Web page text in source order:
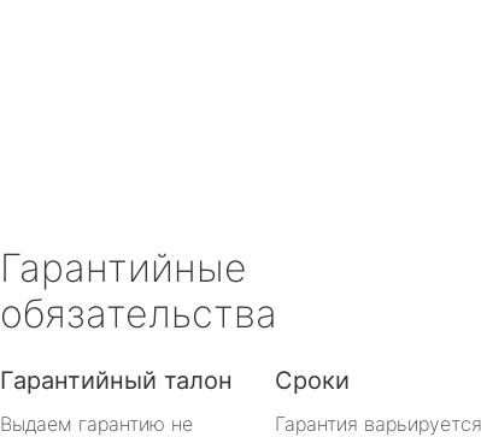
Гарантийные
обязательства
Гарантийный талон
Выдаем гарантию не
Сроки
Гарантия